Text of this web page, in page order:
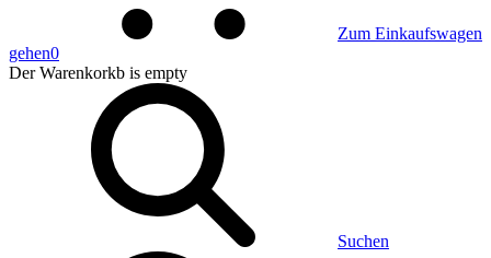
Zum Einkaufswagen
gehen0
Der Warenkorkb is empty
Suchen